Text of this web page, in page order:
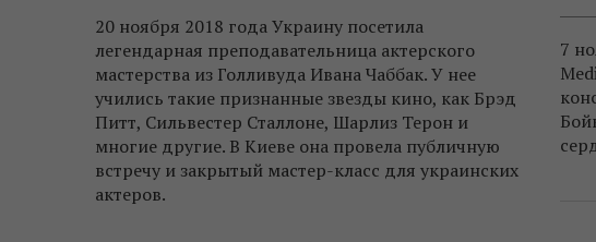
20 ноября 2018 года Украину посетила
легендарная преподавательница актерского
мастерства из Голливуда Ивана Чаббак. У нее
учились такие признанные звезды кино, как Брэд
Питт, Сильвестер Сталлоне, Шарлиз Терон и
многие другие. В Киеве она провела публичную
встречу и закрытый мастер-класс для украинских
актеров.
7